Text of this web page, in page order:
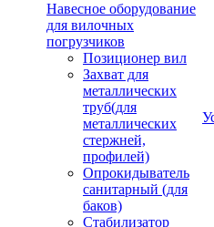
Навесное оборудование
для вилочных
погрузчиков
Позиционер вил
Захват для
металлических
труб(для
металлических
стержней,
профилей)
Опрокидыватель
санитарный (для
баков)
Стабилизатор